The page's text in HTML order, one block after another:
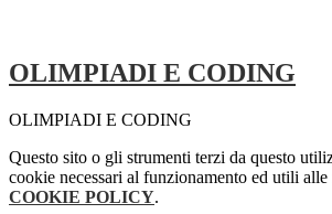
OLIMPIADI E CODING
OLIMPIADI E CODING
Questo sito o gli strumenti terzi da questo
cookie necessari al funzionamento ed utili
COOKIE POLICY.